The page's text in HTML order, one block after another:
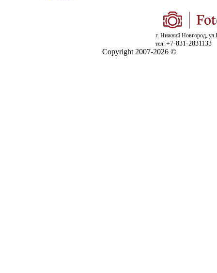
г. Нижний Новгород,
тел: +7-831-2831133
Copyright 2007-2026 ©